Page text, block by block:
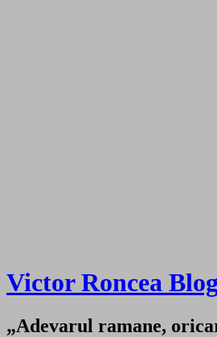
Victor Roncea
„Adevarul ramane,